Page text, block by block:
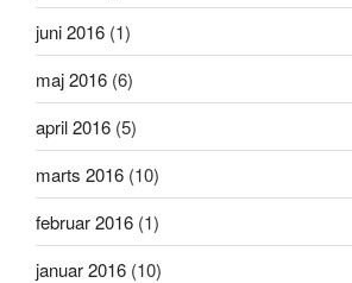
juni 2016 (1)
maj 2016 (6)
april 2016 (5)
marts 2016 (10)
februar 2016 (1)
januar 2016 (10)